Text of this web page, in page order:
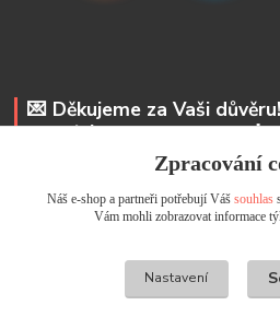
💌 Děkujeme za Vaši
odesíláme do 48 hodin. 📩
odpovíme do 24 hodin.
Andrea Kyselová DiS.
+ 420 737 352 681
Zpracování
Náš e-shop a partneři potřebují Váš souhlas
Vám mohli zobrazovat informace
Nastavení